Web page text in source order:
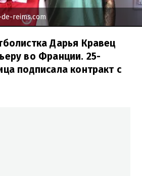
reims.com
Дарья Кравец
во Франции. 25-
подписала контракт с